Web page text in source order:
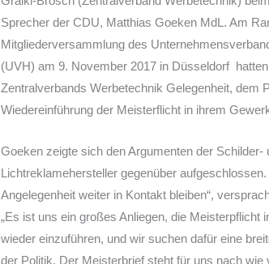
Sprecher der CDU, Matthias Goeken MdL. Am
Mitgliederversammlung des
(UVH) am 9. November 2017 in Düsseldorf
Zentralverbands Werbetechnik Gelegenheit, dem
Wiedereinführung der Meisterflicht in ihrem
Goeken zeigte sich den Argumenten der Schilder-
Lichtreklamehersteller gegenüber
Angelegenheit weiter in Kontakt bleiben“,
„Es ist uns ein großes Anliegen, die Meisterpflicht
wieder einzuführen, und wir suchen dafür eine
der Politik. Der Meisterbrief steht für uns nach wie